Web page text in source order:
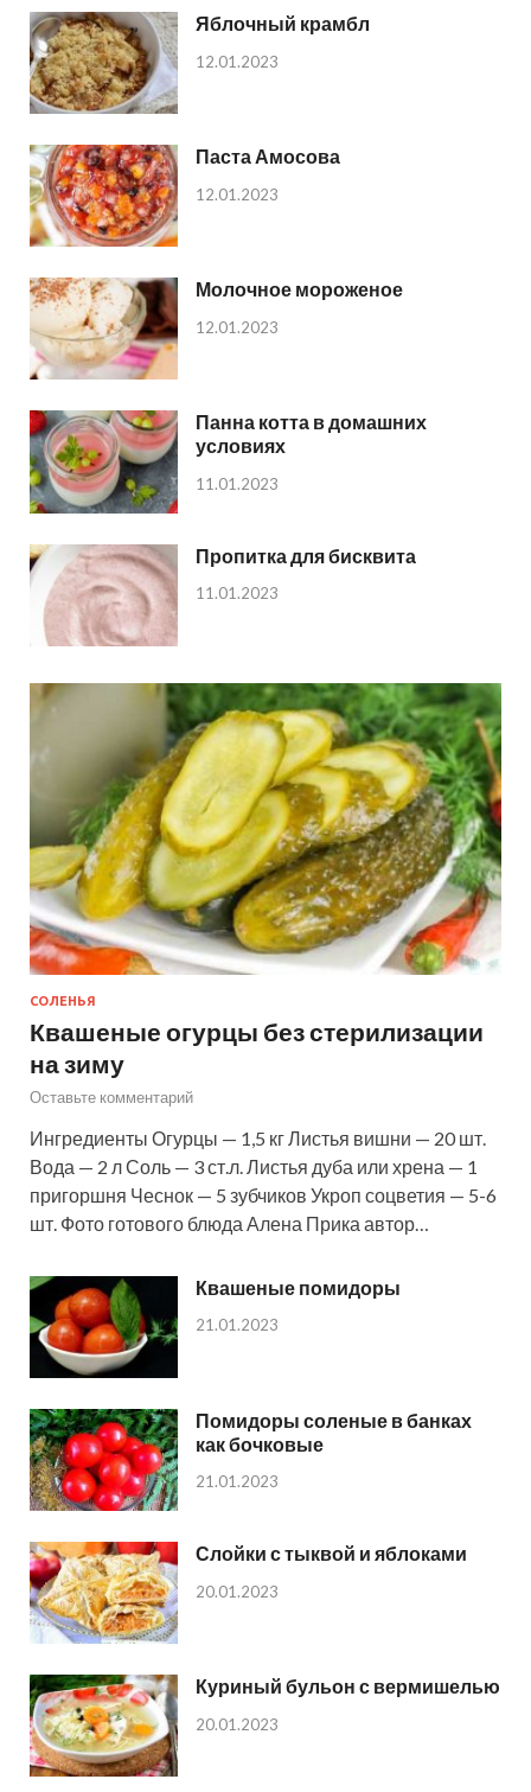
Яблочный крамбл
12.01.2023
Паста Амосова
12.01.2023
Молочное мороженое
12.01.2023
Панна котта в домашних
условиях
11.01.2023
Пропитка для бисквита
11.01.2023
СОЛЕНЬЯ
Квашеные огурцы без стерилизации
на зиму
Оставьте комментарий
Ингредиенты Огурцы — 1,5 кг Листья вишни — 20 шт.
Вода — 2 л Соль — 3 ст.л. Листья дуба или хрена — 1
пригоршня Чеснок — 5 зубчиков Укроп соцветия — 5-6
шт. Фото готового блюда Алена Прика автор…
Квашеные помидоры
21.01.2023
Помидоры соленые в банках
как бочковые
21.01.2023
Слойки с тыквой и яблоками
20.01.2023
Куриный бульон с вермишелью
20.01.2023